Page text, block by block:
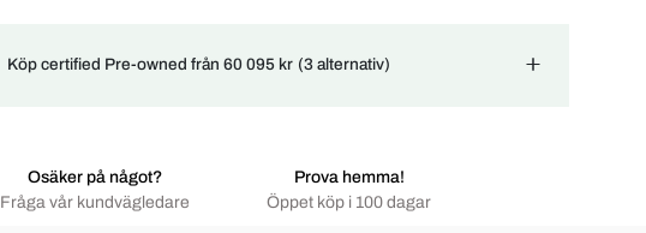
Köp certified Pre-owned från 60 095 kr (3 alternativ)
Osäker på något?
Fråga vår kundvägledare
Prova hemma!
Öppet köp i 100 dagar